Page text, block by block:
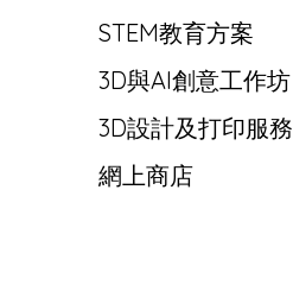
STEM教育方案
3D與AI創意工作坊
3D設計及打印服務
網上商店